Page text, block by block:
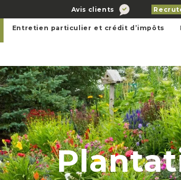
Avis clients
Entretien particulier et crédit d’impôts